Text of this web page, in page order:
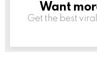
NEWSLETTER
Want
Get the best